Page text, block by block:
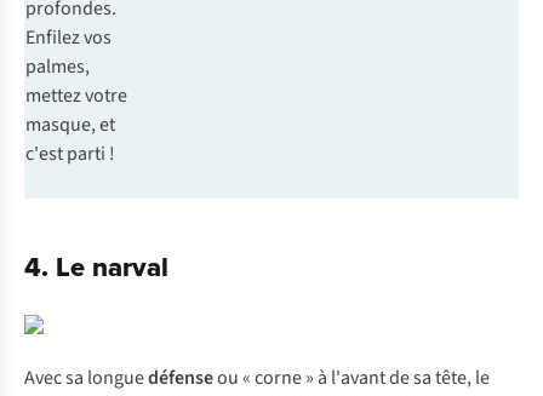
profondes.
Enfilez vos
palmes,
mettez votre
masque, et
c'est parti !
4. Le narval
Avec sa longuedéfenseou « corne » à l'avant de sa tête, le